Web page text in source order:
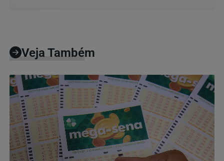
Veja Também